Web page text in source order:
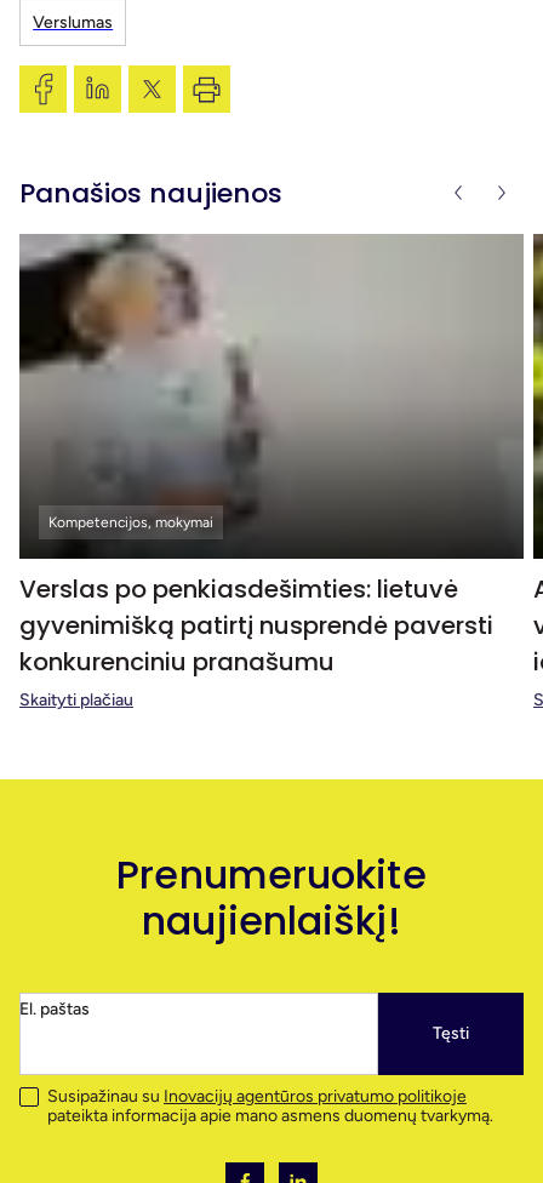
Verslumas
Panašios naujienos
Kompetencijos, mokymai
Verslas po penkiasdešimties: lietuvė
gyvenimišką patirtį nusprendė paversti
konkurenciniu pranašumu
Skaityti plačiau
Prenumeruokite
naujienlaiškį!
El. paštas
Tęsti
Susipažinau su Inovacijų agentūros privatumo politikoje
pateikta informacija apie mano asmens duomenų tvarkymą.